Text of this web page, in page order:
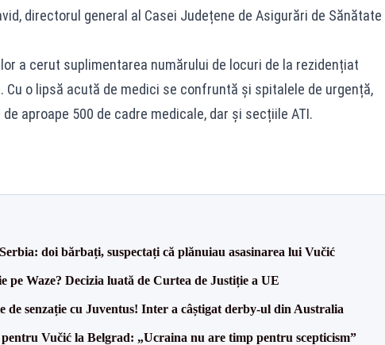
directorul general al Casei Județene de Asigurări de Sănătate
a cerut suplimentarea numărului de locuri de la rezidențiat
Cu o lipsă acută de medici se confruntă și spitalele de urgență,
aproape 500 de cadre medicale, dar și secțiile ATI.
doi bărbați, suspectați că plănuiau asasinarea lui Vučić
pe Waze? Decizia luată de Curtea de Justiție a UE
de senzație cu Juventus! Inter a câștigat derby-ul din Australia
Vučić la Belgrad: „Ucraina nu are timp pentru scepticism”